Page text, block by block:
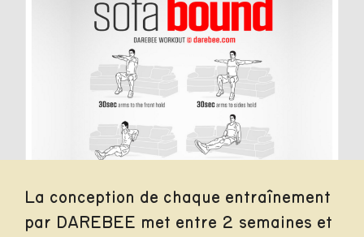
La conception de chaque entraînement
par DAREBEE met entre 2 semaines et